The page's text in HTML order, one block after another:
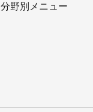
分野別メニュー